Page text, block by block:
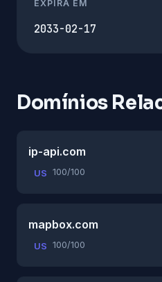
EXPIRA EM
2033-02-17
Domínios
ip-api.com
US 100/100
mapbox.com
US 100/100